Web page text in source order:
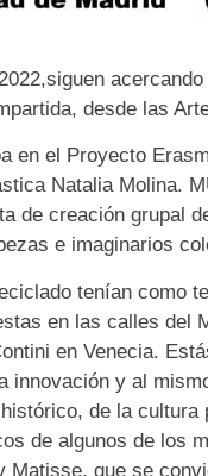
desde las
en el Proyecto
Natalia Molina.
de creación grupal
e imaginarios
tenían como
en las calles del
en Venecia.
innovación y al
de la
de algunos de los
Matisse, que se